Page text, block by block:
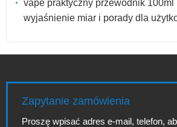
vape praktyczny przewodnik 100ml
wyjaśnienie miar i porady dla
Zapytanie zamówienia
Proszę wpisać adres e-mail, telefon,